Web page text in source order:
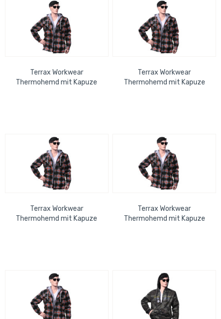
Terrax Workwear
Thermohemd mit Kapuze
Terrax Workwear
Thermohemd mit Kapuze
Terrax Workwear
Thermohemd mit Kapuze
Terrax Workwear
Thermohemd mit Kapuze